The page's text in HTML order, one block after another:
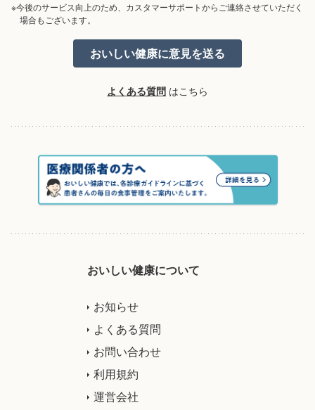
※今後のサービス向上のため、カスタマーサポートからご連絡させていただく
場合もございます。
よくある質問 はこちら
おいしい健康について
お知らせ
よくある質問
お問い合わせ
利用規約
運営会社